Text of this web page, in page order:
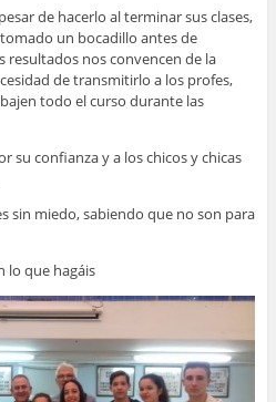
de hacerlo al terminar sus clases,
un bocadillo antes de
resultados nos convencen de la
de transmitirlo a los profes,
todo el curso durante las
su confianza y a los chicos y chicas
sin miedo, sabiendo que no son para
lo que hagáis